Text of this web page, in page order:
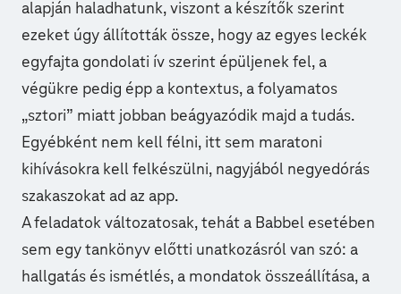
alapján haladhatunk, viszont a készítők szerint
ezeket úgy állították össze, hogy az egyes leckék
egyfajta gondolati ív szerint épüljenek fel, a
végükre pedig épp a kontextus, a folyamatos
„sztori” miatt jobban beágyazódik majd a tudás.
Egyébként nem kell félni, itt sem maratoni
kihívásokra kell felkészülni, nagyjából negyedórás
szakaszokat ad az app.
A feladatok változatosak, tehát a Babbel esetében
sem egy tankönyv előtti unatkozásról van szó: a
hallgatás és ismétlés, a mondatok összeállítása, a